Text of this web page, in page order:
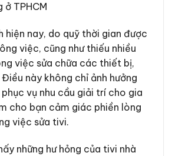
ở TPHCM
hiện nay, do quỹ thời gian được
việc, cũng như thiếu nhiều
việc sửa chữa các thiết bị,
này không chỉ ảnh hưởng
vụ nhu cầu giải trí cho gia
cho bạn cảm giác phiền lòng
việc sửa tivi.
những hư hỏng của tivi nhà